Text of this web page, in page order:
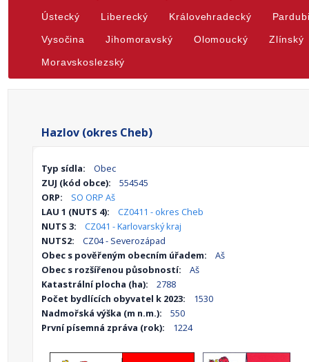
Ústecký Liberecký Královehradecký
Vysočina Jihomoravský Olomoucký Zlínský
Moravskoslezský
Hazlov (okres Cheb)
Typ sídla:
Obec
ZUJ (kód obce):
554545
ORP:
SO ORP Aš
LAU 1 (NUTS 4):
CZ0411 - okres Cheb
NUTS 3:
CZ041 - Karlovarský kraj
NUTS2:
CZ04 - Severozápad
Obec s pověřeným obecním úřadem:
Aš
Obec s rozšířenou působností:
Aš
Katastrální plocha (ha):
2788
Počet bydlících obyvatel k 2023:
1530
Nadmořská výška (m n.m.):
550
První písemná zpráva (rok):
1224